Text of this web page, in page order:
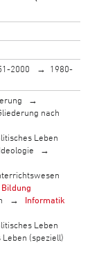
2000
1980-
nach
Leben
Informatik
Leben
Leben (speziell)